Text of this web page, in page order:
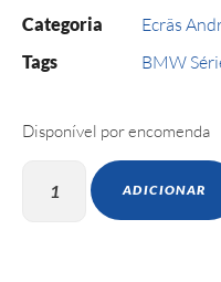
Categoria Ecrãs
Tags BMW
Disponível por encomenda
ADICIONAR